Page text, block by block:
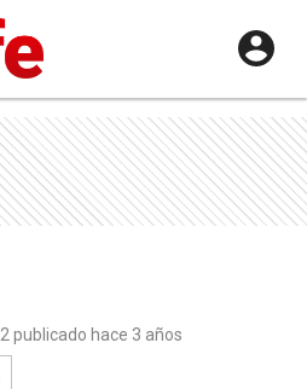
publicado hace 3 años